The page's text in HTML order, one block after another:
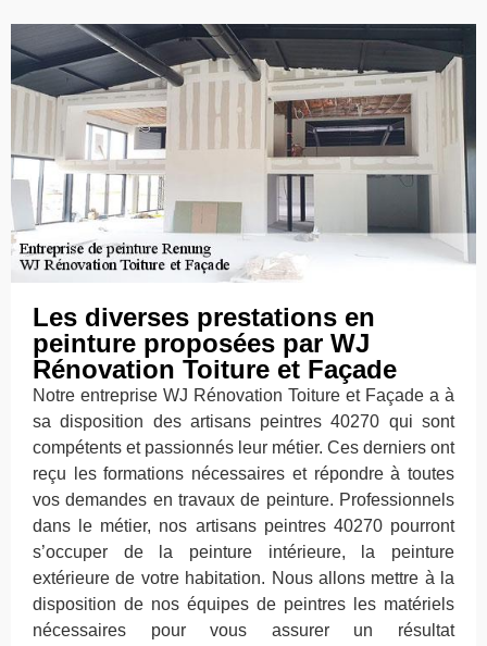
Les diverses prestations en
peinture proposées par WJ
Rénovation Toiture et Façade
Notre entreprise WJ Rénovation Toiture et Façade a à
sa disposition des artisans peintres 40270 qui sont
compétents et passionnés leur métier. Ces derniers ont
reçu les formations nécessaires et répondre à toutes
vos demandes en travaux de peinture. Professionnels
dans le métier, nos artisans peintres 40270 pourront
s’occuper de la peinture intérieure, la peinture
extérieure de votre habitation. Nous allons mettre à la
disposition de nos équipes de peintres les matériels
nécessaires pour vous assurer un résultat